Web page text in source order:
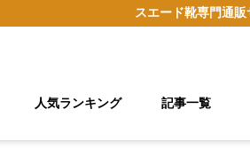
スエード靴専門通販
人気ランキング 記事一覧